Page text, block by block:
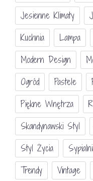
Jesienne Klimaty
Kuchnia
Lampa
Modern Design
Ogród
Pastele
Piękne Wnętrza
Skandynawski Styl
Styl Życia
Trendy
Vintage